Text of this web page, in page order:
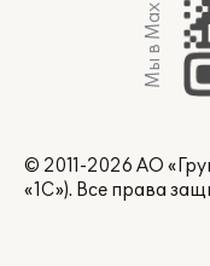
Мы в Max
© 2011-2026 АО
«1С»). Все права